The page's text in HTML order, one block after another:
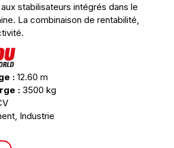
stabilisateurs intégrés dans le
La combinaison de rentabilité,
: 12.60 m
: 3500 kg
Industrie